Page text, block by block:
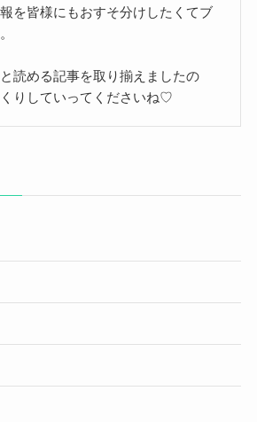
を皆様にもおすそ分けしたくてブ
読める記事を取り揃えましたの
りしていってくださいね♡